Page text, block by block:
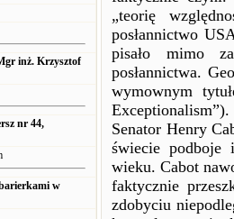
inż. Krzysztof
nr 44,
w
„teorię
posłannictwo
pisało mimo
posłannictwa.
wymownym
Exceptionalism”).
Senator Henry
świecie
wieku. Cabot
faktycznie
zdobyciu